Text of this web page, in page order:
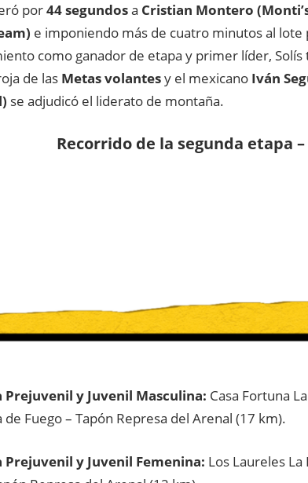
por44 segundosa Cristian Montero
e imponiendo más de cuatro minutos al lote
como ganador de etapa y primer líder,
de las Metas volantesy el mexicano Iván
se adjudicó el liderato de montaña.
Recorrido de la segunda etapa –
Prejuvenil y Juvenil Masculina: Casa Fortuna
de Fuego – Tapón Represa del Arenal (17 km).
Prejuvenil y Juvenil Femenina: Los Laureles